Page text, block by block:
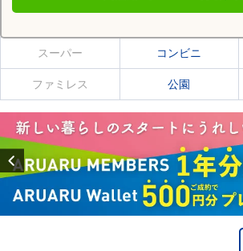
清陵高校前駅の施設一覧
スーパー コンビニ
ファミレス 公園
Previous